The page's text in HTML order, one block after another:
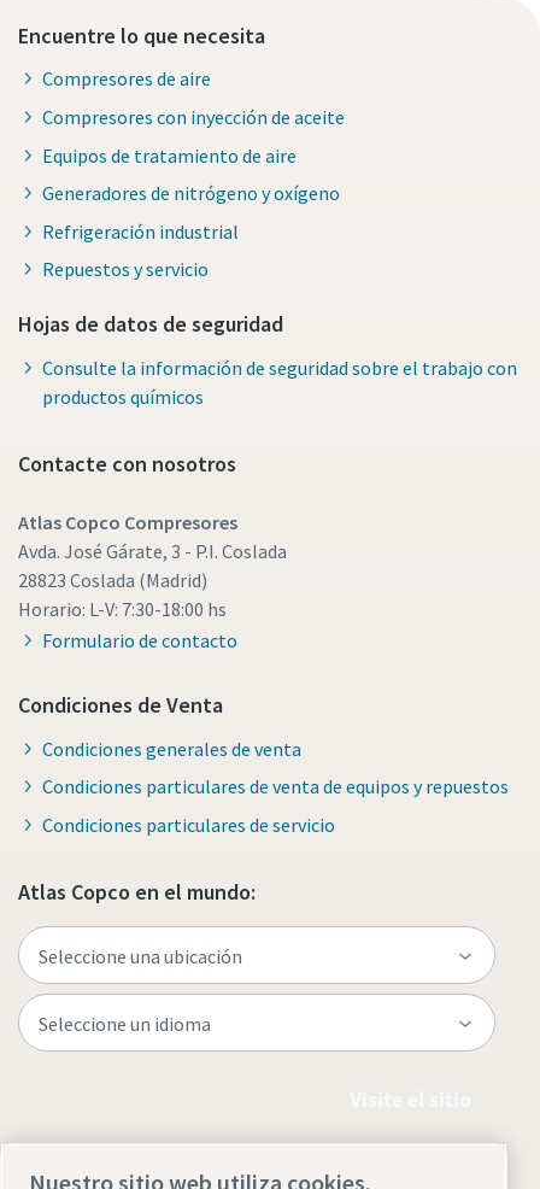
Encuentre lo que necesita
Compresores de aire
Compresores con inyección de aceite
Equipos de tratamiento de aire
Generadores de nitrógeno y oxígeno
Refrigeración industrial
Repuestos y servicio
Hojas de datos de seguridad
Consulte la información de seguridad sobre el trabajo con
productos químicos
Contacte con nosotros
Atlas Copco Compresores
Avda. José Gárate, 3 - P.I. Coslada
28823 Coslada (Madrid)
Horario: L-V: 7:30-18:00 hs
Formulario de contacto
Condiciones de Venta
Condiciones generales de venta
Condiciones particulares de venta de equipos y repuestos
Condiciones particulares de servicio
Atlas Copco en el mundo:
Nuestro sitio web utiliza cookies.